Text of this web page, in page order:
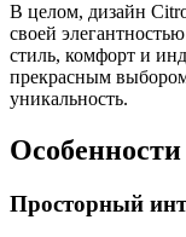
В целом, дизайн
своей
стиль, комфорт и
прекрасным
уникальность.
Просторный